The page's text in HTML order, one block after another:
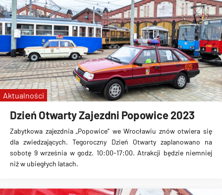
MPK Wrocław
zabytkowe tramwaje
TMW
KSTM
nocka
NOCKA 20
Dzień Otwarty Zajezdni Popowice 2023
Zabytkowa zajezdnia „Popowice” we Wrocławiu znów otwiera się
dla zwiedzających. Tegoroczny Dzień Otwarty zaplanowano na
sobotę 9 września w godz. 10:00-17:00. Atrakcji będzie niemniej
niż w ubiegłych latach.
Aktualności